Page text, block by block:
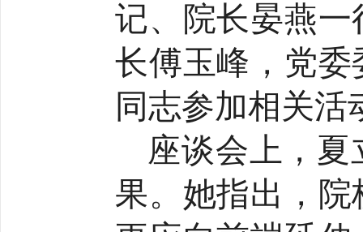
记、院长晏燕
长傅玉峰，党
同志参加相关活
座谈会上，
果。她指出，